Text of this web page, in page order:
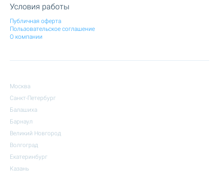
Условия работы
Публичная оферта
Пользовательское соглашение
О компании
Москва
Санкт-Петербург
Балашиха
Барнаул
Великий Новгород
Волгоград
Екатеринбург
Казань